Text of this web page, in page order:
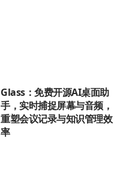
Glass：免费开源AI桌面助
手，实时捕捉屏幕与音频，
重塑会议记录与知识管理效
率